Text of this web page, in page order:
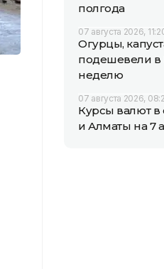
полгода
07 августа 2026,
Огурцы,
подешевели в
неделю
07 августа 2026,
Курсы валют в
и Алматы на 7